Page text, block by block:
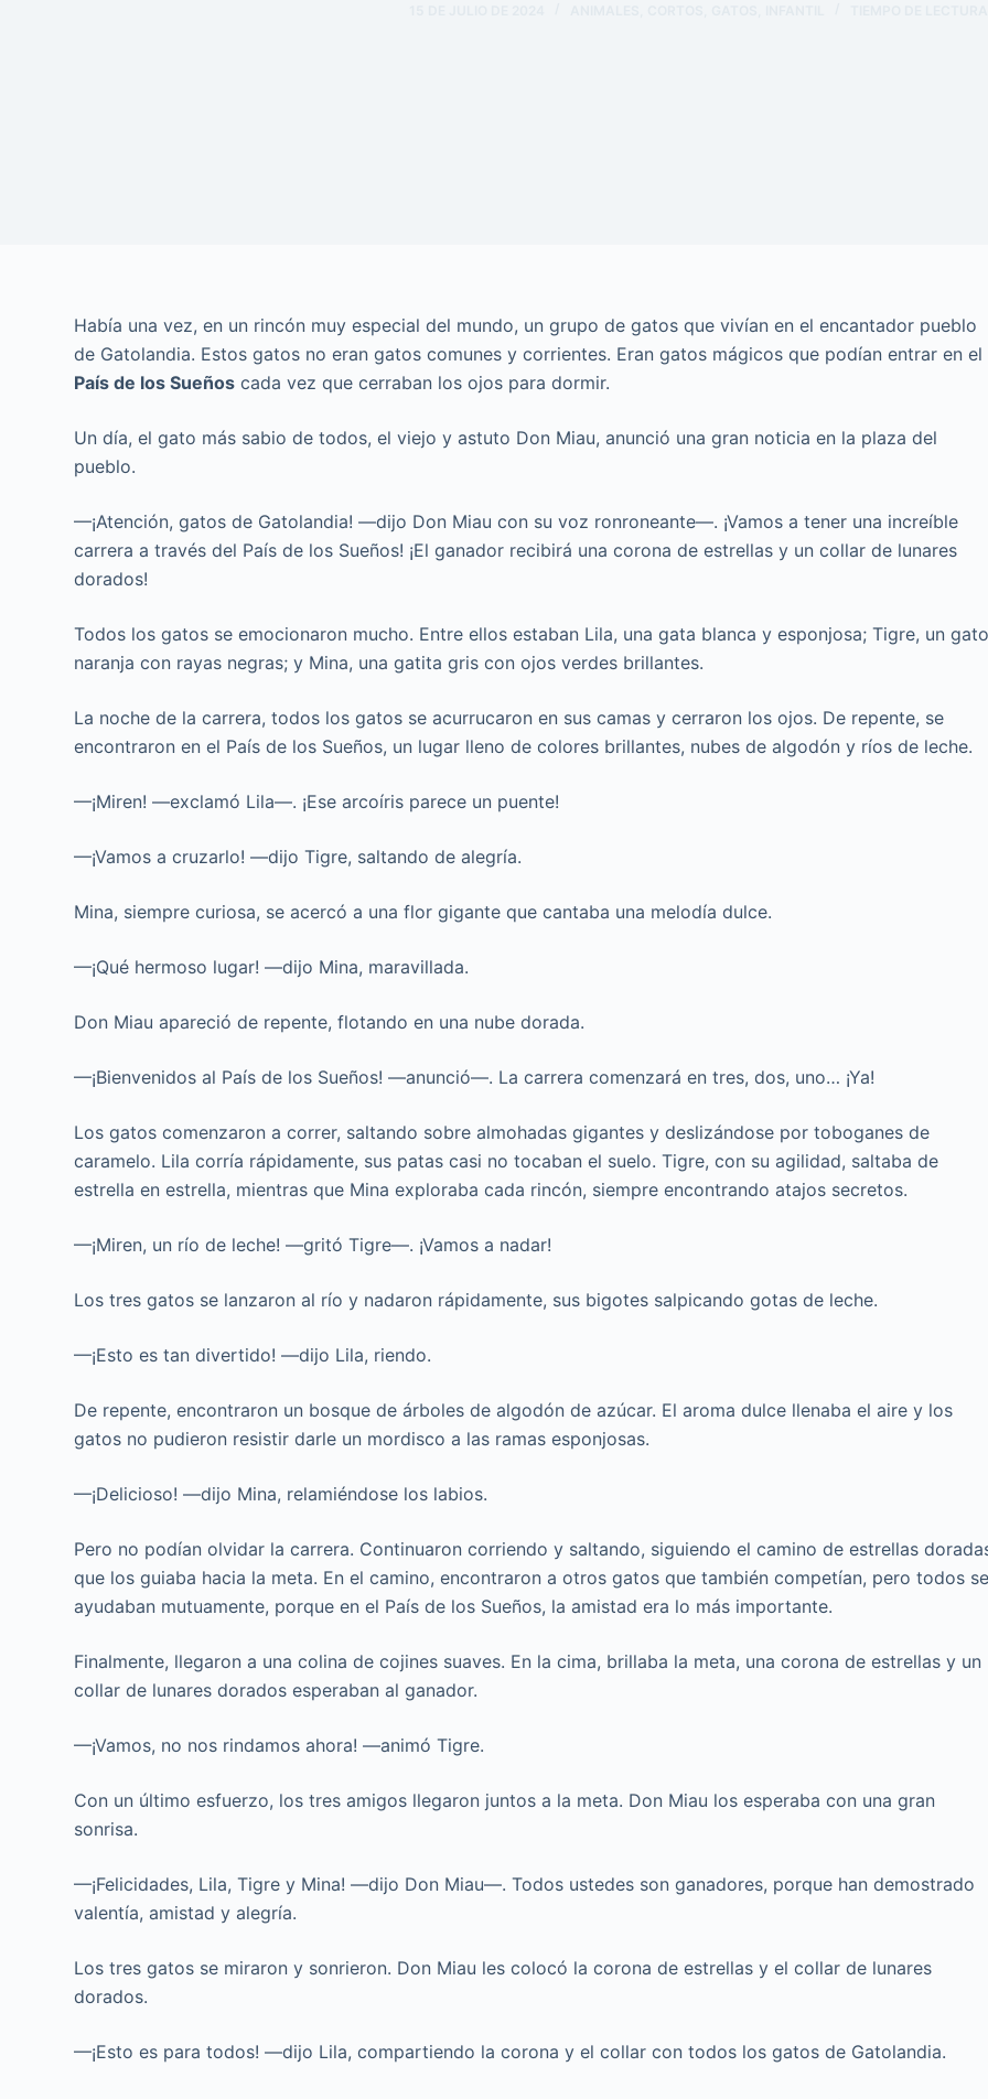
Había una vez, en un rincón muy especial del mundo, un grupo de gatos que vivían en el encantador pueblo
de Gatolandia. Estos gatos no eran gatos comunes y corrientes. Eran gatos mágicos que podían entrar en el
País de los Sueños cada vez que cerraban los ojos para dormir.
Un día, el gato más sabio de todos, el viejo y astuto Don Miau, anunció una gran noticia en la plaza del
pueblo.
—¡Atención, gatos de Gatolandia! —dijo Don Miau con su voz ronroneante—. ¡Vamos a tener una increíble
carrera a través del País de los Sueños! ¡El ganador recibirá una corona de estrellas y un collar de lunares
dorados!
Todos los gatos se emocionaron mucho. Entre ellos estaban Lila, una gata blanca y esponjosa; Tigre, un
naranja con rayas negras; y Mina, una gatita gris con ojos verdes brillantes.
La noche de la carrera, todos los gatos se acurrucaron en sus camas y cerraron los ojos. De repente, se
encontraron en el País de los Sueños, un lugar lleno de colores brillantes, nubes de algodón y ríos de leche.
—¡Miren! —exclamó Lila—. ¡Ese arcoíris parece un puente!
—¡Vamos a cruzarlo! —dijo Tigre, saltando de alegría.
Mina, siempre curiosa, se acercó a una flor gigante que cantaba una melodía dulce.
—¡Qué hermoso lugar! —dijo Mina, maravillada.
Don Miau apareció de repente, flotando en una nube dorada.
—¡Bienvenidos al País de los Sueños! —anunció—. La carrera comenzará en tres, dos, uno… ¡Ya!
Los gatos comenzaron a correr, saltando sobre almohadas gigantes y deslizándose por toboganes de
caramelo. Lila corría rápidamente, sus patas casi no tocaban el suelo. Tigre, con su agilidad, saltaba de
estrella en estrella, mientras que Mina exploraba cada rincón, siempre encontrando atajos secretos.
—¡Miren, un río de leche! —gritó Tigre—. ¡Vamos a nadar!
Los tres gatos se lanzaron al río y nadaron rápidamente, sus bigotes salpicando gotas de leche.
—¡Esto es tan divertido! —dijo Lila, riendo.
De repente, encontraron un bosque de árboles de algodón de azúcar. El aroma dulce llenaba el aire y los
gatos no pudieron resistir darle un mordisco a las ramas esponjosas.
—¡Delicioso! —dijo Mina, relamiéndose los labios.
Pero no podían olvidar la carrera. Continuaron corriendo y saltando, siguiendo el camino de estrellas
que los guiaba hacia la meta. En el camino, encontraron a otros gatos que también competían, pero todos
ayudaban mutuamente, porque en el País de los Sueños, la amistad era lo más importante.
Finalmente, llegaron a una colina de cojines suaves. En la cima, brillaba la meta, una corona de estrellas y un
collar de lunares dorados esperaban al ganador.
—¡Vamos, no nos rindamos ahora! —animó Tigre.
Con un último esfuerzo, los tres amigos llegaron juntos a la meta. Don Miau los esperaba con una gran
sonrisa.
—¡Felicidades, Lila, Tigre y Mina! —dijo Don Miau—. Todos ustedes son ganadores, porque han demostrado
valentía, amistad y alegría.
Los tres gatos se miraron y sonrieron. Don Miau les colocó la corona de estrellas y el collar de lunares
dorados.
—¡Esto es para todos! —dijo Lila, compartiendo la corona y el collar con todos los gatos de Gatolandia.